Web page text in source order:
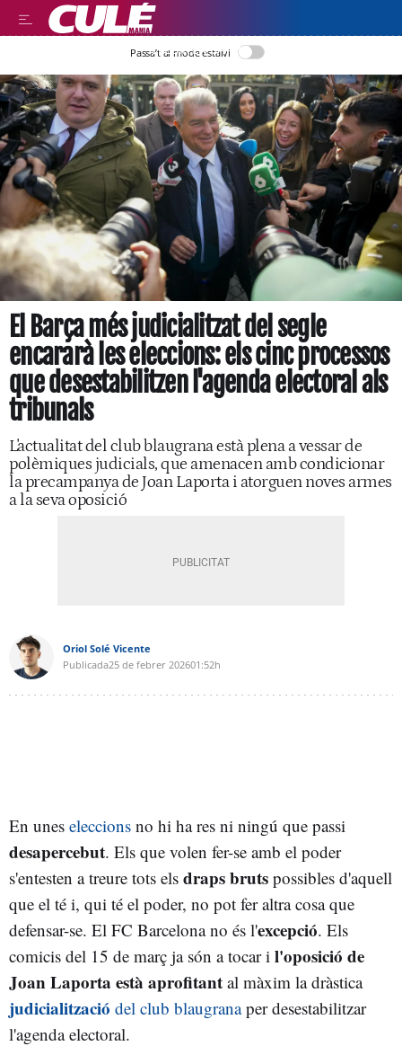
LLEGIR EN CATALÀ
Passa’t al mode estalvi
El Barça més judicialitzat del segle
encararà les eleccions: els cinc processos
que desestabilitzen l'agenda electoral als
tribunals
L'actualitat del club blaugrana està plena a vessar de
polèmiques judicials, que amenacen amb condicionar
la precampanya de Joan Laporta i atorguen noves armes
a la seva oposició
Oriol Solé Vicente
Publicada25 de febrer 202601:52h
En unes eleccions no hi ha res ni ningú que passi
desapercebut. Els que volen fer-se amb el poder
s'entesten a treure tots els draps bruts possibles d'aquell
que el té i, qui té el poder, no pot fer altra cosa que
defensar-se. El FC Barcelona no és l'excepció. Els
comicis del 15 de març ja són a tocar i l'oposició de
Joan Laporta està aprofitant al màxim la dràstica
judicialització del club blaugranaper desestabilitzar
l'agenda electoral.